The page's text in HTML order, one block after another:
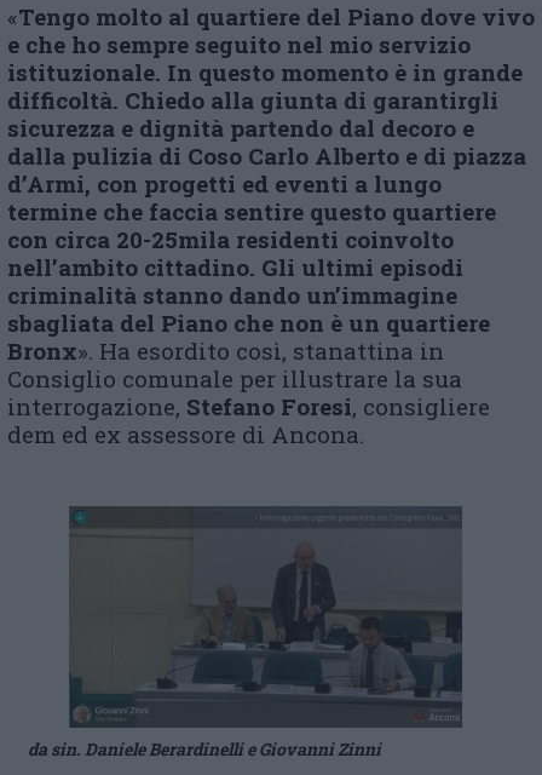
«Tengo molto al quartiere del Piano dove vivo
e che ho sempre seguito nel mio servizio
istituzionale. In questo momento è in grande
difficoltà. Chiedo alla giunta di garantirgli
sicurezza e dignità partendo dal decoro e
dalla pulizia di Coso Carlo Alberto e di piazza
d’Armi, con progetti ed eventi a lungo
termine che faccia sentire questo quartiere
con circa 20-25mila residenti coinvolto
nell’ambito cittadino. Gli ultimi episodi
criminalità stanno dando un’immagine
sbagliata del Piano che non è un quartiere
Bronx». Ha esordito così, stanattina in
Consiglio comunale per illustrare la sua
interrogazione, Stefano Foresi, consigliere
dem ed ex assessore di Ancona.
da sin. Daniele Berardinelli e Giovanni Zinni